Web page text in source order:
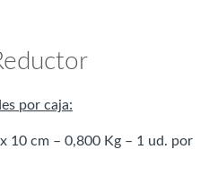
por caja:
10 cm – 0,800 Kg – 1 ud. por